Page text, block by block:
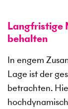
Langfristige
behalten
In engem
Lage ist der
betrachten.